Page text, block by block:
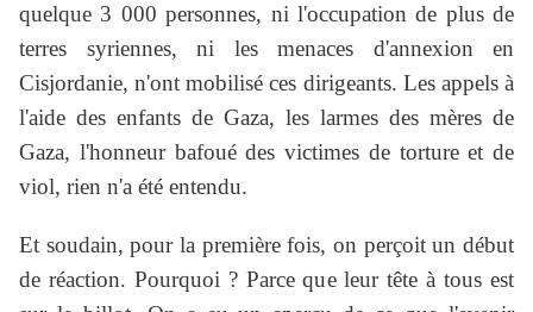
quelque 3 000 personnes, ni l'occupation de plus de
terres syriennes, ni les menaces d'annexion en
Cisjordanie, n'ont mobilisé ces dirigeants. Les appels à
l'aide des enfants de Gaza, les larmes des mères de
Gaza, l'honneur bafoué des victimes de torture et de
viol, rien n'a été entendu.
Et soudain, pour la première fois, on perçoit un début
de réaction. Pourquoi ? Parce que leur tête à tous est